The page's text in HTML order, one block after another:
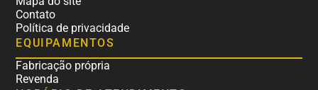
Contato
Política de privacidade
EQUIPAMENTOS
Fabricação própria
Revenda